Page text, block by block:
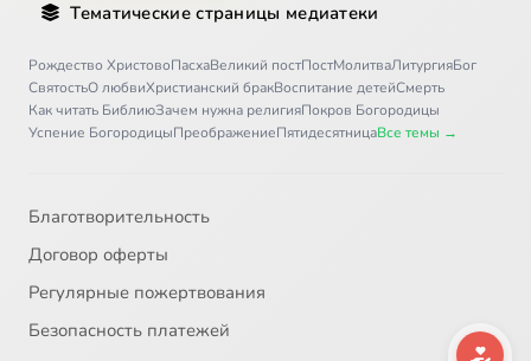
Тематические страницы медиатеки
Рождество ХристовоПасхаВеликий постПостМолитваЛитургияБог
СвятостьО любвиХристианский бракВоспитание детейСмерть
Как читать БиблиюЗачем нужна религияПокров Богородицы
Успение БогородицыПреображениеПятидесятницаВсе темы →
Благотворительность
Договор оферты
Регулярные пожертвования
Безопасность платежей